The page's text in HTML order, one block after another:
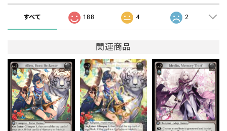
すべて 188 4 2
関連商品